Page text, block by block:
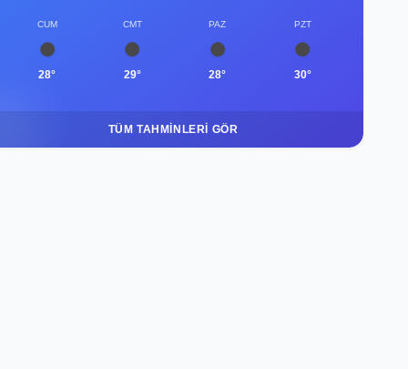
CUM
28°
CMT
29°
PAZ
28°
PZT
30°
TÜM TAHMINLERI GÖR